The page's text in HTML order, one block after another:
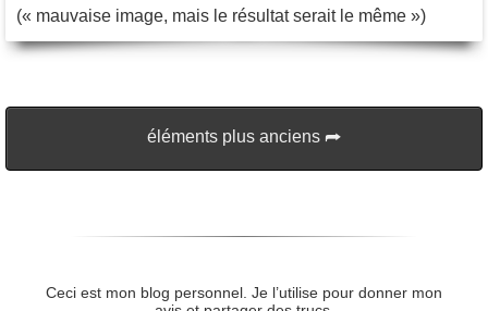
(« mauvaise image, mais le résultat serait le même »)
éléments plus anciens
Ceci est mon blog personnel. Je l’utilise pour donner mon